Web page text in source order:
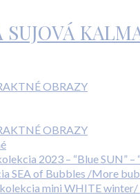
SUJOVÁ
OBRAZY
OBRAZY
2023 – “Blue SUN” –
SEA of Bubbles /More
mini WHITE winter/